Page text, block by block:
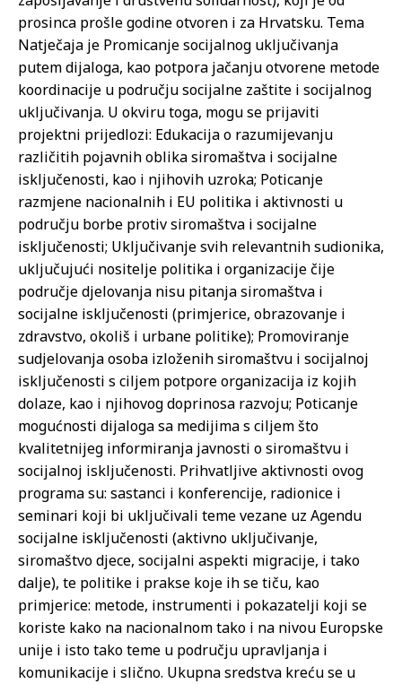
prosinca prošle godine otvoren i za Hrvatsku. Tema
Natječaja je Promicanje socijalnog uključivanja
putem dijaloga, kao potpora jačanju otvorene metode
koordinacije u području socijalne zaštite i socijalnog
uključivanja. U okviru toga, mogu se prijaviti
projektni prijedlozi: Edukacija o razumijevanju
različitih pojavnih oblika siromaštva i socijalne
isključenosti, kao i njihovih uzroka; Poticanje
razmjene nacionalnih i EU politika i aktivnosti u
području borbe protiv siromaštva i socijalne
isključenosti; Uključivanje svih relevantnih sudionika,
uključujući nositelje politika i organizacije čije
područje djelovanja nisu pitanja siromaštva i
socijalne isključenosti (primjerice, obrazovanje i
zdravstvo, okoliš i urbane politike); Promoviranje
sudjelovanja osoba izloženih siromaštvu i socijalnoj
isključenosti s ciljem potpore organizacija iz kojih
dolaze, kao i njihovog doprinosa razvoju; Poticanje
mogućnosti dijaloga sa medijima s ciljem što
kvalitetnijeg informiranja javnosti o siromaštvu i
socijalnoj isključenosti. Prihvatljive aktivnosti ovog
programa su: sastanci i konferencije, radionice i
seminari koji bi uključivali teme vezane uz Agendu
socijalne isključenosti (aktivno uključivanje,
siromaštvo djece, socijalni aspekti migracije, i tako
dalje), te politike i prakse koje ih se tiču, kao
primjerice: metode, instrumenti i pokazatelji koji se
koriste kako na nacionalnom tako i na nivou Europske
unije i isto tako teme u području upravljanja i
komunikacije i slično. Ukupna sredstva kreću se u